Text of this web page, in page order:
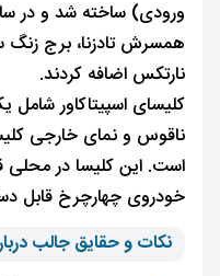
همسرش تادزنا، برج زنگ
نارتکس اضافه کردند.
کلیسای اسپیتاکاور
ناقوس و نمای خارجی
است. این کلیسا در محلی
خودروی چهارچرخ قابل
نکات و حقایق جالب